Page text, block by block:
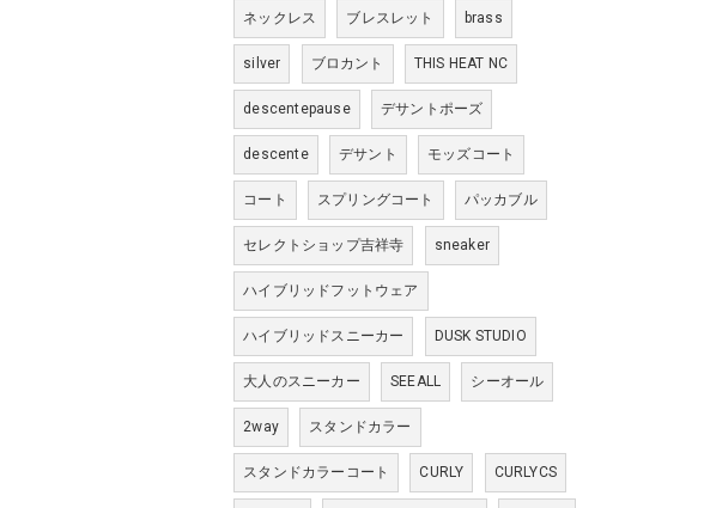
ネックレス ブレスレット brass
silver ブロカント THIS HEAT NC
descentepause デサントポーズ
descente デサント モッズコート
コート スプリングコート パッカブル
セレクトショップ吉祥寺 sneaker
ハイブリッドフットウェア
ハイブリッドスニーカー DUSK STUDIO
大人のスニーカー SEEALL シーオール
2way スタンドカラー
スタンドカラーコート CURLY CURLYCS